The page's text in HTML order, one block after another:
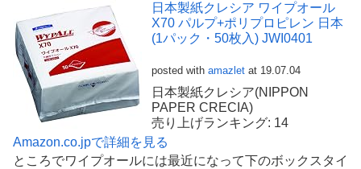
日本製紙クレシア ワイプオール
X70 パルプ+ポリプロピレン 日本
(1パック・50枚入) JWI0401
posted with amazlet at 19.07.04
日本製紙クレシア(NIPPON
PAPER CRECIA)
売り上げランキング: 14
Amazon.co.jpで詳細を見る
ところでワイプオールには最近になって下のボックスタイ